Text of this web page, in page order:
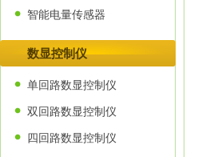
智能电量传感器
数显控制仪
单回路数显控制仪
双回路数显控制仪
四回路数显控制仪